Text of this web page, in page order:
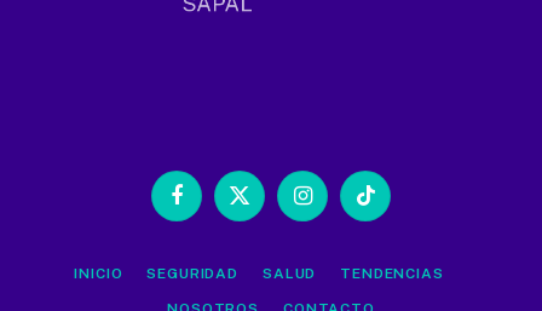
Facebook
X
InstagramTikTok
INICIO SEGURIDAD SALUD TENDENCIAS